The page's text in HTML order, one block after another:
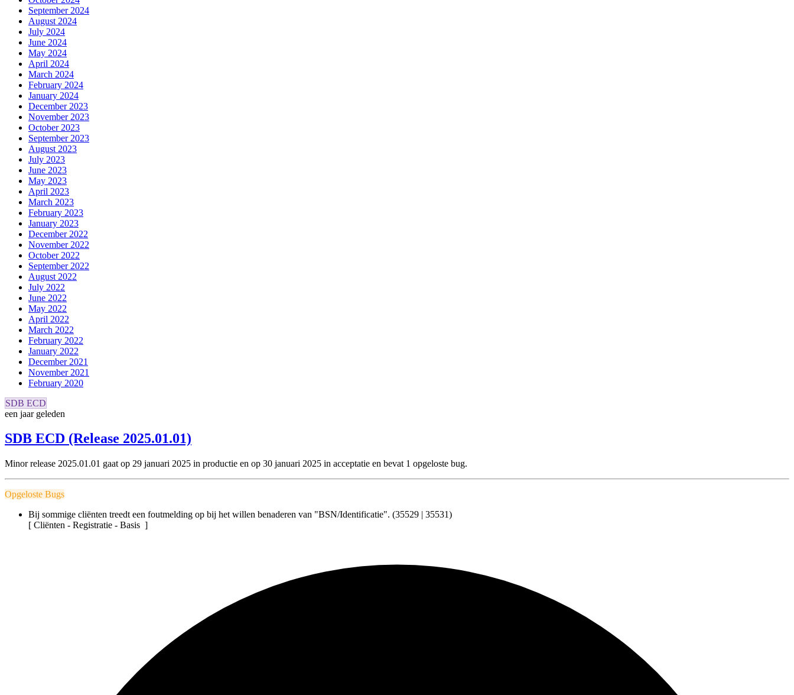
September 2024
August 2024
July 2024
June 2024
May 2024
April 2024
March 2024
February 2024
January 2024
December 2023
November 2023
October 2023
September 2023
August 2023
July 2023
June 2023
May 2023
April 2023
March 2023
February 2023
January 2023
December 2022
November 2022
October 2022
September 2022
August 2022
July 2022
June 2022
May 2022
April 2022
March 2022
February 2022
January 2022
December 2021
November 2021
February 2020
SDB ECD
een jaar geleden
SDB ECD (Release 2025.01.01)
Minor release 2025.01.01 gaat op 29 januari 2025 in productie en op 30 januari 2025 in acceptatie en bevat 1 opgeloste bug.
Opgeloste Bugs
Bij sommige cliënten treedt een foutmelding op bij het willen benaderen van "BSN/Identificatie". (35529 | 35531)
[ Cliënten - Registratie - Basis ]